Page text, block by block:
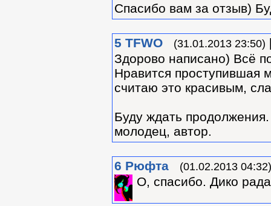
Спасибо вам за отзыв)
5 TFWO (31.01.2013 23:50)
Здорово написано) Всё
Нравится проступившая
считаю это красивым,
Буду ждать
молодец, автор.
6 Рюфта (01.02.2013 04:32)
О, спасибо. Дико